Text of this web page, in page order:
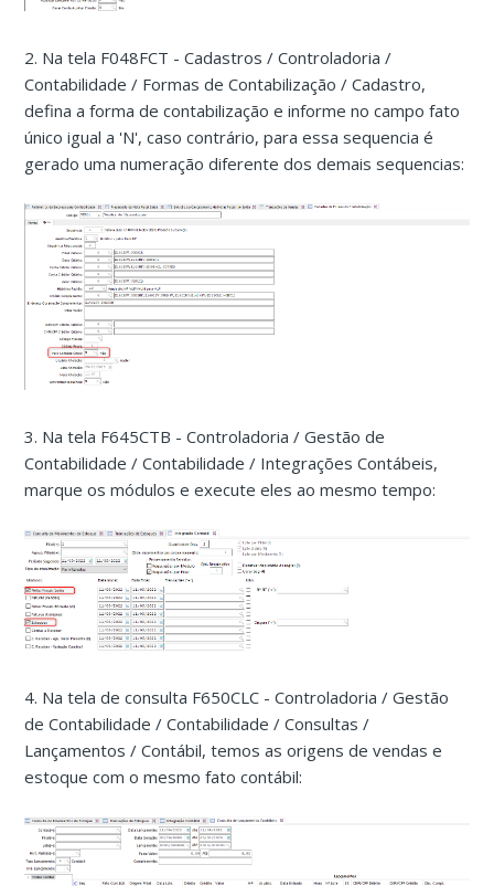
2. Na tela F048FCT - Cadastros / Controladoria /
Contabilidade / Formas de Contabilização / Cadastro,
defina a forma de contabilização e informe no campo fato
único igual a 'N', caso contrário, para essa sequencia é
gerado uma numeração diferente dos demais sequencias:
3. Na tela F645CTB - Controladoria / Gestão de
Contabilidade / Contabilidade / Integrações Contábeis,
marque os módulos e execute eles ao mesmo tempo:
4. Na tela de consulta F650CLC - Controladoria / Gestão
de Contabilidade / Contabilidade / Consultas /
Lançamentos / Contábil, temos as origens de vendas e
estoque com o mesmo fato contábil: